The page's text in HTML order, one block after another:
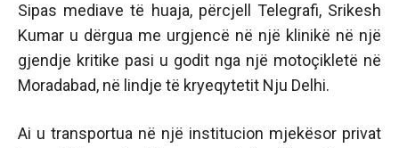
Sipas mediave të huaja, përcjell Telegrafi, Srikesh
Kumar u dërgua me urgjencë në një klinikë në një
gjendje kritike pasi u godit nga një motoçikletë në
Moradabad, në lindje të kryeqytetit Nju Delhi.
Ai u transportua në një institucion mjekësor privat